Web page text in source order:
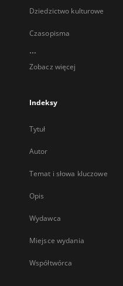
Dziedzictwo kulturowe
Czasopisma
...
Zobacz więcej
Indeksy
Tytuł
Autor
Temat i słowa kluczowe
Opis
Wydawca
Miejsce wydania
Współtwórca